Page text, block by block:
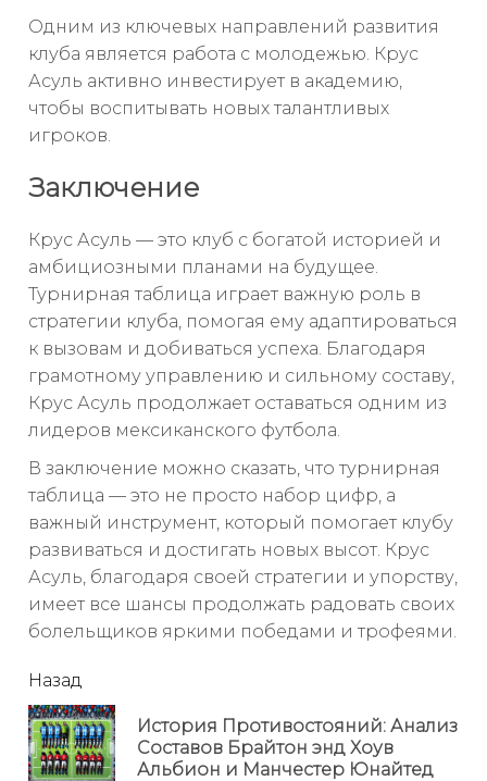
Одним из ключевых направлений развития
клуба является работа с молодежью. Крус
Асуль активно инвестирует в академию,
чтобы воспитывать новых талантливых
игроков.
Заключение
Крус Асуль — это клуб с богатой историей и
амбициозными планами на будущее.
Турнирная таблица играет важную роль в
стратегии клуба, помогая ему адаптироваться
к вызовам и добиваться успеха. Благодаря
грамотному управлению и сильному составу,
Крус Асуль продолжает оставаться одним из
лидеров мексиканского футбола.
В заключение можно сказать, что турнирная
таблица — это не просто набор цифр, а
важный инструмент, который помогает клубу
развиваться и достигать новых высот. Крус
Асуль, благодаря своей стратегии и упорству,
имеет все шансы продолжать радовать своих
болельщиков яркими победами и трофеями.
читать
еще
Назад
История Противостояний: Анализ
Составов Брайтон энд Хоув
Альбион и Манчестер Юнайтед